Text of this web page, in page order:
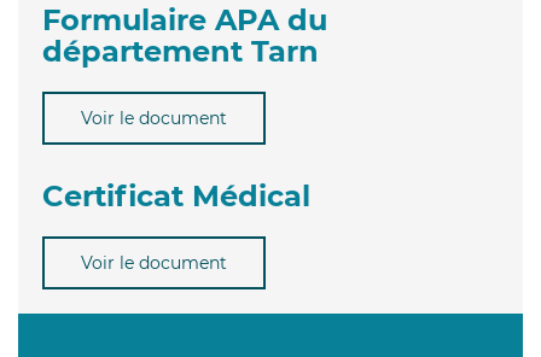
Formulaire APA du
département Tarn
Voir le document
Certificat Médical
Voir le document